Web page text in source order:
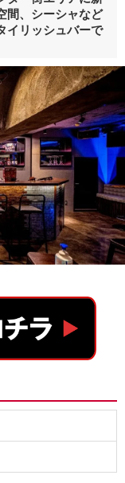
間、シーシャなど
イリッシュバーで